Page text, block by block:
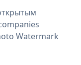
Watermark